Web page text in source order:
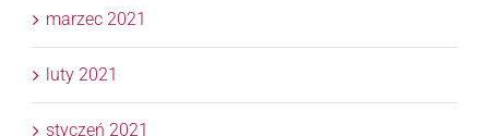
marzec 2021
luty 2021
styczeń 2021